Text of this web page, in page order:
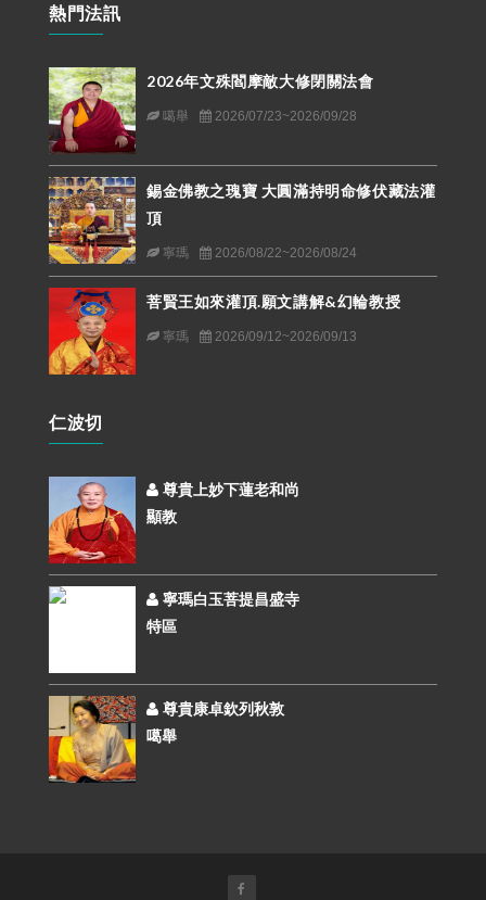
熱門法訊
2026年文殊閻摩敵大修閉關法會
噶舉 2026/07/23~2026/09/28
錫金佛教之瑰寶 大圓滿持明命修伏藏法灌
頂
寧瑪 2026/08/22~2026/08/24
菩賢王如來灌頂.願文講解&幻輪教授
寧瑪 2026/09/12~2026/09/13
仁波切
尊貴上妙下蓮老和尚
顯教
寧瑪白玉菩提昌盛寺
特區
尊貴康卓欽列秋敦
噶舉